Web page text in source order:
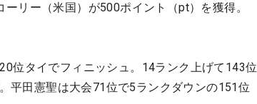
リー（米国）が500ポイント（pt）を獲得。
位タイでフィニッシュ。14ランク上げて143位
平田憲聖は大会71位で5ランクダウンの151位